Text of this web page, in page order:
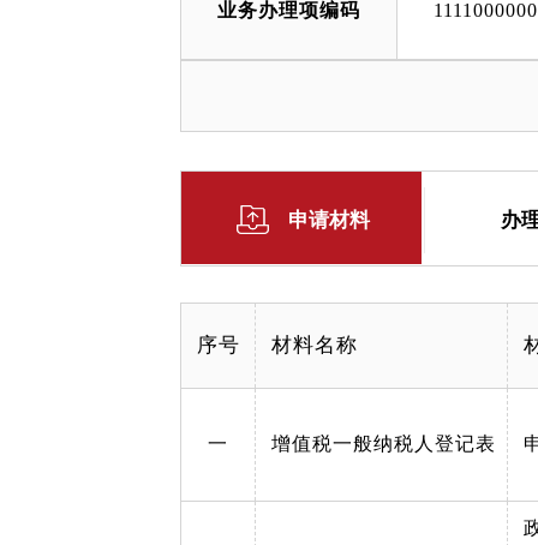
业务办理项编码
申请材料 办
序号 材料名称
一 增值税一般纳税人登记表